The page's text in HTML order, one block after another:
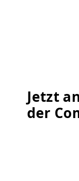
Jetzt
der